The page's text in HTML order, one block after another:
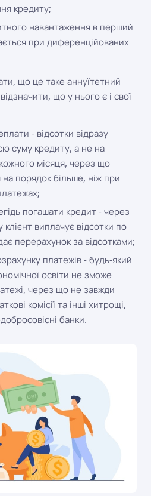
кредиту;
навантаження в перший
при диференційованих
що це таке аннуїтетний
що у нього є і свої
- відсотки відразу
суму кредиту, а не на
місяця, через що
порядок більше, ніж при
погашати кредит - через
виплачує відсотки по
перерахунок за відсотками;
платежів - будь-який
освіти не зможе
через що не завжди
комісії та інші хитрощі,
банки.